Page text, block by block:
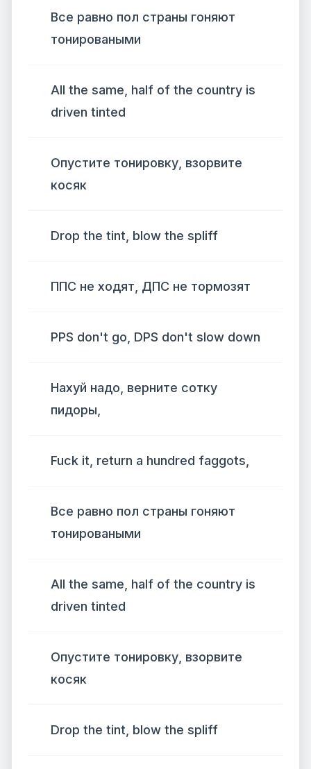
Все равно пол страны гоняют
тонироваными
All the same, half of the country is
driven tinted
Опустите тонировку, взорвите
косяк
Drop the tint, blow the spliff
ППС не ходят, ДПС не тормозят
PPS don't go, DPS don't slow down
Нахуй надо, верните сотку
пидоры,
Fuck it, return a hundred faggots,
Все равно пол страны гоняют
тонироваными
All the same, half of the country is
driven tinted
Опустите тонировку, взорвите
косяк
Drop the tint, blow the spliff